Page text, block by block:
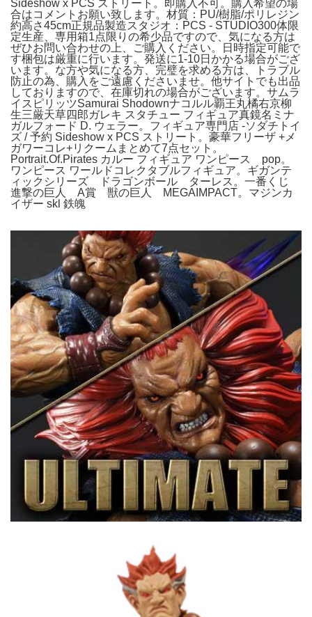
Sideshow x PCS ストリート。即購入不可。購入希望の場
合はコメントお願い致します。材質：PU/樹脂/ポリレジン
約高さ45cm正規品製造スタジオ：PCS - STUDIO300体限
定生産、専用箱1点限りの希少品ですので、気になる方は
ぜひお問い合わせの上、ご購入ください。日時指定可能で
す梱包は厳重に行います。発送に1-10日かかる場合がござ
います。な方や気になる方、完璧を求める方は、トラブル
防止の為、購入をご遠慮くださいませ。他サイトでも出品
しておりますので、在庫切れの場合がございます。サムラ
イスピリッツSamurai Shodownナコルル覇王丸橘右京柳
生三厳天草四郎ガレキ スタチュー フィギュア真鏡名ミナ
ガルフォード D. ウェラー。フィギュア専門店 -ソダチトイ
ズ / 予約 Sideshow x PCS ストリート。豪華フリーザ +メ
ガワーコレ+リクームまとめて7点セット。
Portrait.Of.Pirates カルー フィギュア ワンピース pop。
ワンピース ワールドコレクタブルフィギュア。ギガンテ
ィックシリーズ ドラゴンボール ターレス。一番くじ
進撃の巨人 A賞 獣の巨人 MEGAIMPACT。マジンカ
イザー skl 鉄魄